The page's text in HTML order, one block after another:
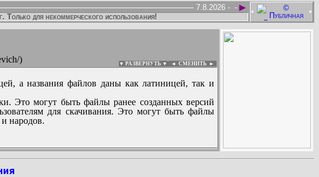
• •
►
-
7.8.2026 -
Только для некоммерческого использования!
)
▼ РАЗВЕРНУТЬ ▼ ◄ СМЕНИТЬ ►
а названия файлов даны как латиницей, так и
Это могут быть файлы ранее созданных версий
для скачивания. Это могут быть файлы
народов.
: